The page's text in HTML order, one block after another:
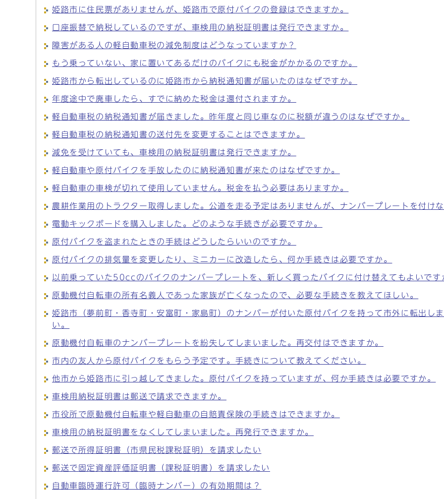
姫路市に住民票がありませんが、姫路市で原付バイクの登録はできますか。
口座振替で納税しているのですが、車検用の納税証明書は発行できますか。
障害がある人の軽自動車税の減免制度はどうなっていますか？
もう乗っていない、家に置いてあるだけのバイクにも税金がかかるのですか。
姫路市から転出しているのに姫路市から納税通知書が届いたのはなぜですか。
年度途中で廃車したら、すでに納めた税金は還付されますか。
軽自動車税の納税通知書が届きました。昨年度と同じ車なのに税額が違うのはなぜですか。
軽自動車税の納税通知書の送付先を変更することはできますか。
減免を受けていても、車検用の納税証明書は発行できますか。
軽自動車や原付バイクを手放したのに納税通知書が来たのはなぜですか。
軽自動車の車検が切れて使用していません。税金を払う必要はありますか。
農耕作業用のトラクター取得しました。公道を走る予定はありませんが、ナンバープレートを付け
電動キックボードを購入しました。どのような手続きが必要ですか。
原付バイクを盗まれたときの手続はどうしたらいいのですか。
原付バイクの排気量を変更したり、ミニカーに改造したら、何か手続きは必要ですか。
以前乗っていた50ccのバイクのナンバープレートを、新しく買ったバイクに付け替えてもよいです
原動機付自転車の所有名義人であった家族が亡くなったので、必要な手続きを教えてほしい。
姫路市（夢前町・香寺町・安富町・家島町）のナンバーが付いた原付バイクを持って市外に転出し
い。
原動機付自転車のナンバープレートを紛失してしまいました。再交付はできますか。
市内の友人から原付バイクをもらう予定です。手続きについて教えてください。
他市から姫路市に引っ越してきました。原付バイクを持っていますが、何か手続きは必要ですか。
車検用納税証明書は郵送で請求できますか。
市役所で原動機付自転車や軽自動車の自賠責保険の手続きはできますか。
車検用の納税証明書をなくしてしまいました。再発行できますか。
郵送で所得証明書（市県民税課税証明）を請求したい
郵送で固定資産評価証明書（課税証明書）を請求したい
自動車臨時運行許可（臨時ナンバー）の有効期間は？